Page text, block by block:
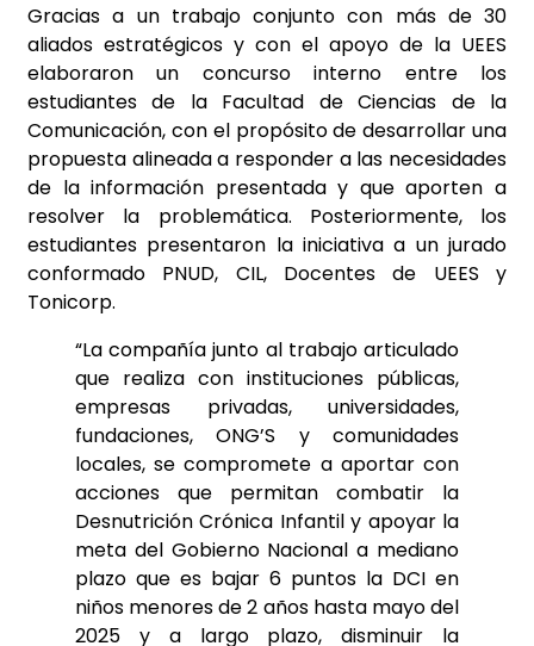
Gracias a un trabajo conjunto con más de 30
aliados estratégicos y con el apoyo de la UEES
elaboraron un concurso interno entre los
estudiantes de la Facultad de Ciencias de la
Comunicación, con el propósito de desarrollar una
propuesta alineada a responder a las necesidades
de la información presentada y que aporten a
resolver la problemática. Posteriormente, los
estudiantes presentaron la iniciativa a un jurado
conformado PNUD, CIL, Docentes de UEES y
Tonicorp.
“La compañía junto al trabajo articulado
que realiza con instituciones públicas,
empresas privadas, universidades,
fundaciones, ONG’S y comunidades
locales, se compromete a aportar con
acciones que permitan combatir la
Desnutrición Crónica Infantil y apoyar la
meta del Gobierno Nacional a mediano
plazo que es bajar 6 puntos la DCI en
niños menores de 2 años hasta mayo del
2025 y a largo plazo, disminuir la